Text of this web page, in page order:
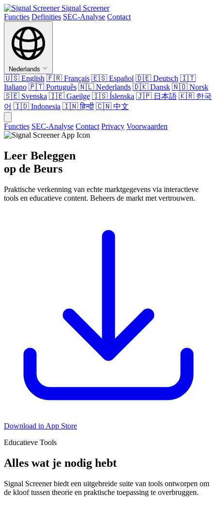
Signal Screener
Functies Definities SEC-Analyse Contact
Nederlands
🇺🇸 English 🇫🇷 Français 🇪🇸 Español 🇩🇪 Deutsch 🇮🇹
Italiano 🇵🇹 Português 🇳🇱 Nederlands 🇩🇰 Dansk 🇳🇴 Norsk
🇸🇪 Svenska 🇮🇪 Gaeilge 🇮🇸 Íslenska 🇯🇵 日本語 🇰🇷 한국
어 🇮🇩 Indonesia 🇮🇳हिन्दी 🇨🇳 中文
Functies SEC-Analyse Contact Privacy Voorwaarden
Leer Beleggen
op de Beurs
Praktische verkenning van echte marktgegevens via interactieve
tools en educatieve content. Beheers de markt met vertrouwen.
Download in App Store
Educatieve Tools
Alles wat je nodig hebt
Signal Screener biedt een uitgebreide suite van tools ontworpen om
de kloof tussen theorie en praktische toepassing te overbruggen.